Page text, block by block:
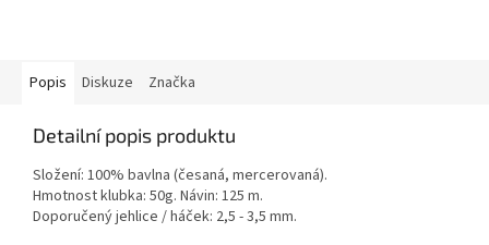
Popis Diskuze Značka
Detailní popis produktu
Složení: 100% bavlna (česaná, mercerovaná).
Hmotnost klubka: 50g. Návin: 125 m.
Doporučený jehlice / háček: 2,5 - 3,5 mm.